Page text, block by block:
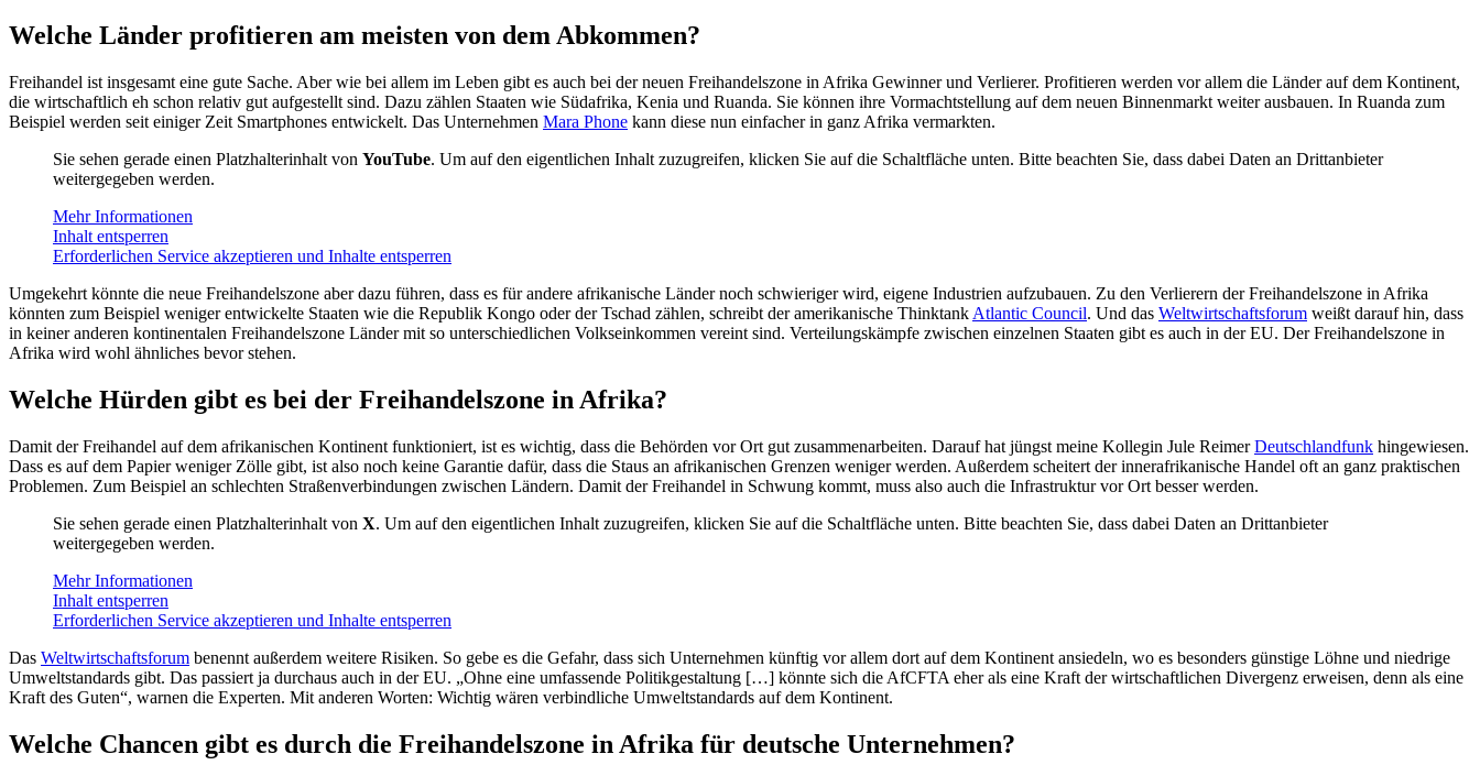
Welche Länder profitieren am meisten von dem Abkommen?
Freihandel ist insgesamt eine gute Sache. Aber wie bei allem im Leben gibt es auch bei der neuen Freihandelszone in Afrika Gewinner und Verlierer. Profitieren werden vor allem die Länder auf dem Kontinent,
die wirtschaftlich eh schon relativ gut aufgestellt sind. Dazu zählen Staaten wie Südafrika, Kenia und Ruanda. Sie können ihre Vormachtstellung auf dem neuen Binnenmarkt weiter ausbauen. In Ruanda zum
Beispiel werden seit einiger Zeit Smartphones entwickelt. Das Unternehmen Mara Phone kann diese nun einfacher in ganz Afrika vermarkten.
Sie sehen gerade einen Platzhalterinhalt von YouTube. Um auf den eigentlichen Inhalt zuzugreifen, klicken Sie auf die Schaltfläche unten. Bitte beachten Sie, dass dabei Daten an Drittanbieter
weitergegeben werden.
Mehr Informationen
Inhalt entsperren
Erforderlichen Service akzeptieren und Inhalte entsperren
Umgekehrt könnte die neue Freihandelszone aber dazu führen, dass es für andere afrikanische Länder noch schwieriger wird, eigene Industrien aufzubauen. Zu den Verlierern der Freihandelszone in Afrika
könnten zum Beispiel weniger entwickelte Staaten wie die Republik Kongo oder der Tschad zählen, schreibt der amerikanische Thinktank Atlantic Council. Und das Weltwirtschaftsforum weißt darauf hin, dass
in keiner anderen kontinentalen Freihandelszone Länder mit so unterschiedlichen Volkseinkommen vereint sind. Verteilungskämpfe zwischen einzelnen Staaten gibt es auch in der EU. Der Freihandelszone in
Afrika wird wohl ähnliches bevor stehen.
Welche Hürden gibt es bei der Freihandelszone in Afrika?
Damit der Freihandel auf dem afrikanischen Kontinent funktioniert, ist es wichtig, dass die Behörden vor Ort gut zusammenarbeiten. Darauf hat jüngst meine Kollegin Jule ReimerDeutschlandfunk hingewiesen.
Dass es auf dem Papier weniger Zölle gibt, ist also noch keine Garantie dafür, dass die Staus an afrikanischen Grenzen weniger werden. Außerdem scheitert der innerafrikanische Handel oft an ganz praktischen
Problemen. Zum Beispiel an schlechten Straßenverbindungen zwischen Ländern. Damit der Freihandel in Schwung kommt, muss also auch die Infrastruktur vor Ort besser werden.
Sie sehen gerade einen Platzhalterinhalt von X. Um auf den eigentlichen Inhalt zuzugreifen, klicken Sie auf die Schaltfläche unten. Bitte beachten Sie, dass dabei Daten an Drittanbieter
weitergegeben werden.
Mehr Informationen
Inhalt entsperren
Erforderlichen Service akzeptieren und Inhalte entsperren
Das Weltwirtschaftsforum benennt außerdem weitere Risiken. So gebe es die Gefahr, dass sich Unternehmen künftig vor allem dort auf dem Kontinent ansiedeln, wo es besonders günstige Löhne und niedrige
Umweltstandards gibt. Das passiert ja durchaus auch in der EU. „Ohne eine umfassende Politikgestaltung […] könnte sich die AfCFTA eher als eine Kraft der wirtschaftlichen Divergenz erweisen, denn als eine
Kraft des Guten“, warnen die Experten. Mit anderen Worten: Wichtig wären verbindliche Umweltstandards auf dem Kontinent.
Welche Chancen gibt es durch die Freihandelszone in Afrika für deutsche Unternehmen?